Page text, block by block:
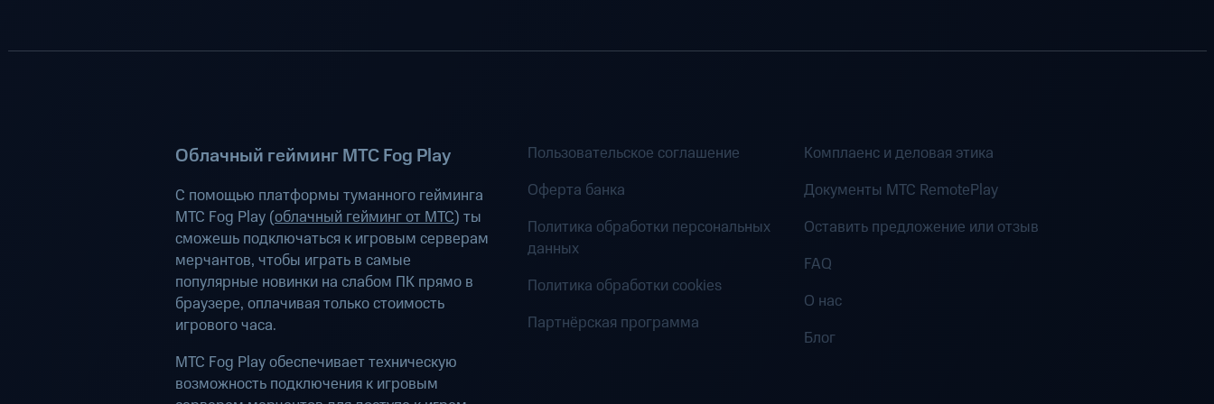
Облачный гейминг МТС Fog Play
С помощью платформы туманного гейминга
МТС Fog Play (облачный гейминг от МТС) ты
сможешь подключаться к игровым серверам
мерчантов, чтобы играть в самые
популярные новинки на слабом ПК прямо в
браузере, оплачивая только стоимость
игрового часа.
МТС Fog Play обеспечивает техническую
возможность подключения к игровым
Пользовательское соглашение
Оферта банка
Политика обработки персональных
данных
Политика обработки cookies
Партнёрская программа
Комплаенс и деловая этика
Документы MTC RemotePlay
Оставить предложение или отзыв
FAQ
О нас
Блог